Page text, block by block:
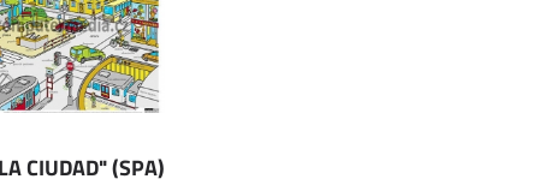
CIUDAD" (SPA)